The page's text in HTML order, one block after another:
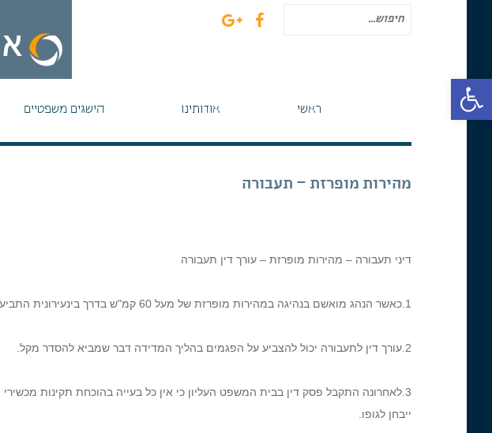
פתח סרגל נגישות
ראשי אודותינו הישגים משפטיים
מהירות מופרזת – תעבורה
דיני תעבורה – מהירות מופרזת – עורך דין תעבורה
1.כאשר הנהג מואשם בנהיגה במהירות מופרזת של מעל 60 קמ"ש בדרך בינעירונית התביעה רואה זו בחומרה ועותרת לעונשי פסילה ארוכים.
2.עורך דין לתעבורה יכול להצביע על הפגמים בהליך המדידה דבר שמביא להסדר מקל.
3.לאחרונה התקבל פסק דין בבית המשפט העליון כי אין כל בעייה בהוכחת תקינות
ייבחן לגופו.